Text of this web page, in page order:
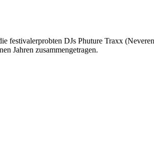
festivalerprobten DJs Phuture Traxx
Jahren zusammengetragen.